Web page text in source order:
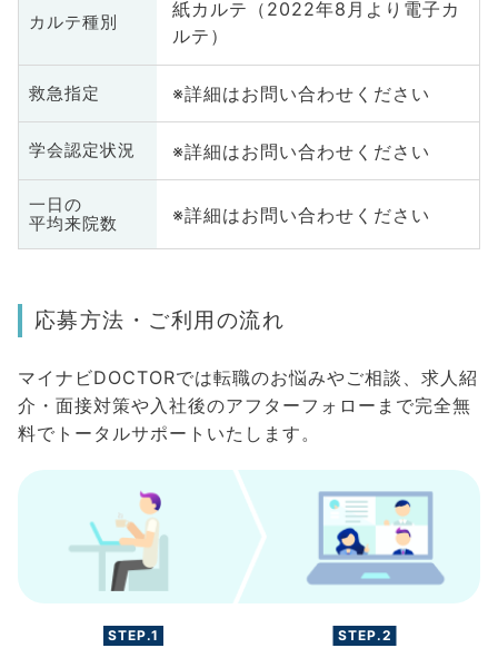
カルテ種別
紙カルテ（2022年8月より電子カ
ルテ）
救急指定 ※詳細はお問い合わせください
学会認定状況 ※詳細はお問い合わせください
一日の
平均来院数
※詳細はお問い合わせください
応募方法・ご利用の流れ
マイナビDOCTORでは転職のお悩みやご相談、求人紹
介・面接対策や入社後のアフターフォローまで完全無
料でトータルサポートいたします。
STEP.1 STEP.2